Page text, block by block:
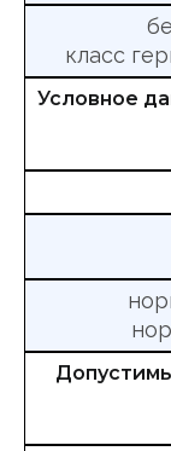
класс
Условное